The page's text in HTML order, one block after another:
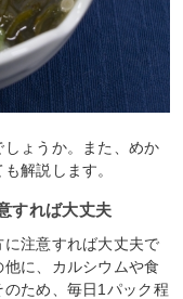
ょうか。また、めか
解説します。
すれば大丈夫
注意すれば大丈夫で
に、カルシウムや食
ため、毎日1パック程